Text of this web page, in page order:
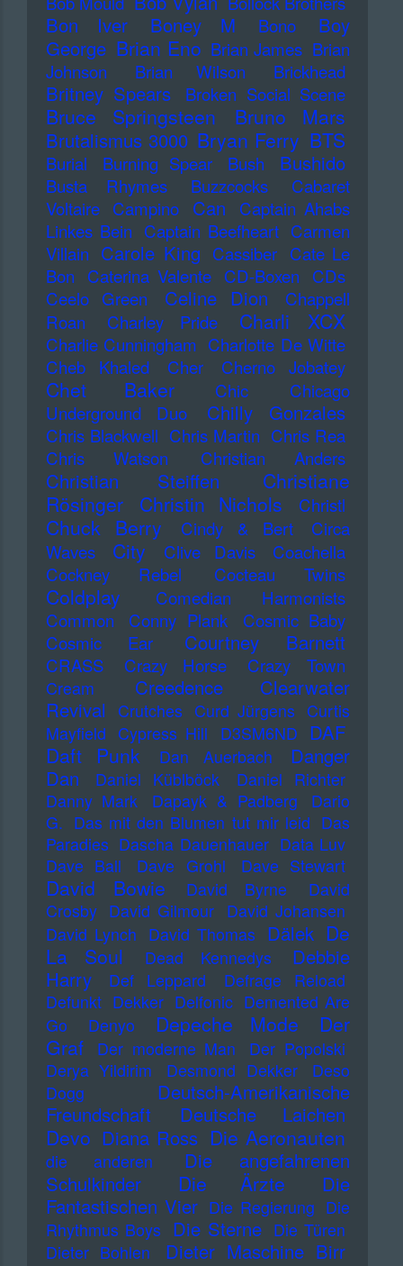
Bon Iver Boney M Bono
Boy
George Brian Eno Brian James Brian
Johnson
Brian Wilson Brickhead
Britney Spears Broken Social Scene
Bruce Springsteen Bruno Mars
Brutalismus 3000 Bryan Ferry BTS
Burial Burning Spear Bush Bushido
Busta Rhymes Buzzcocks
Cabaret
Voltaire Campino Can
Captain Ahabs
Linkes Bein Captain Beefheart Carmen
Villain Carole King Cassiber Cate Le
Bon
Caterina Valente CD-Boxen
CDs
Ceelo Green
Celine Dion
Chappell
Roan
Charley Pride Charli XCX
Charlie Cunningham Charlotte De Witte
Cheb Khaled
Cher Cherno Jobatey
Chet Baker Chic
Chicago
Underground Duo
Chilly Gonzales
Chris Blackwell Chris Martin Chris Rea
Chris Watson
Christian Anders
Christian Steiffen
Christiane
Rösinger
Christin Nichols Christl
Chuck Berry Cindy & Bert
Circa
Waves
City Clive Davis
Coachella
Cockney Rebel
Cocteau Twins
Coldplay
Comedian Harmonists
Common
Conny Plank
Cosmic Baby
Cosmic Ear
Courtney Barnett
CRASS Crazy Horse Crazy Town
Cream
Creedence Clearwater
Revival
Crutches Curd Jürgens Curtis
Mayfield Cypress Hill D3SM6ND DAF
Daft Punk Dan Auerbach
Danger
Dan
Daniel Küblböck
Daniel Richter
Danny Mark
Dapayk & Padberg
Dario
G. Das mit den Blumen tut mir leid Das
Paradies Dascha Dauenhauer Data Luv
Dave Ball
Dave Grohl Dave Stewart
David Bowie David Byrne
David
Crosby David Gilmour David Johansen
David Lynch David Thomas Dälek De
La Soul
Dead Kennedys
Debbie
Harry
Def Leppard
Defrage Reload
Defunkt Dekker Delfonic Demented Are
Go
Denyo Depeche Mode
Der
Graf
Der moderne Man
Der Popolski
Derya Yildirim
Desmond Dekker
Deso
Dogg
Deutsch-Amerikanische
Freundschaft
Deutsche Laichen
Devo Diana Ross Die Aeronauten
die anderen
Die angefahrenen
Schulkinder
Die Ärzte
Die
Fantastischen Vier Die Regierung Die
Rhythmus Boys Die Sterne Die Türen
Dieter Bohlen
Dieter Maschine Birr